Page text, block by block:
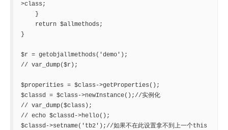
>class;
}
return $allmethods;
}
$r = getobjallmethods('demo');
// var_dump($r);
$properities = $class->getProperties();
$classd = $class->newInstance();//实例化
// var_dump($class);
// echo $classd->hello();
$classd->setname('tb2');//如果不在此设置拿不到上一个this